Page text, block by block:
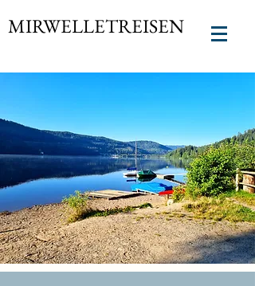
MIRWELLETREISEN